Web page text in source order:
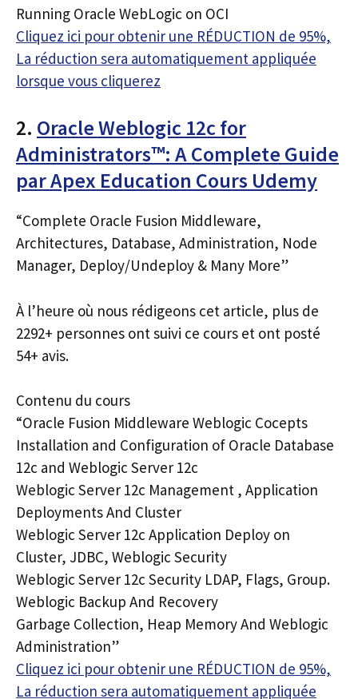
Running Oracle WebLogic on OCI
Cliquez ici pour obtenir une RÉDUCTION de 95%,
La réduction sera automatiquement appliquée
lorsque vous cliquerez
2. Oracle Weblogic 12c for
Administrators™: A Complete Guide
par Apex Education Cours Udemy
“Complete Oracle Fusion Middleware,
Architectures, Database, Administration, Node
Manager, Deploy/Undeploy & Many More”
À l’heure où nous rédigeons cet article, plus de
2292+ personnes ont suivi ce cours et ont posté
54+ avis.
Contenu du cours
“Oracle Fusion Middleware Weblogic Cocepts
Installation and Configuration of Oracle Database
12c and Weblogic Server 12c
Weblogic Server 12c Management , Application
Deployments And Cluster
Weblogic Server 12c Application Deploy on
Cluster, JDBC, Weblogic Security
Weblogic Server 12c Security LDAP, Flags, Group.
Weblogic Backup And Recovery
Garbage Collection, Heap Memory And Weblogic
Administration”
Cliquez ici pour obtenir une RÉDUCTION de 95%,
La réduction sera automatiquement appliquée